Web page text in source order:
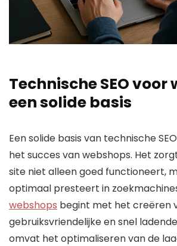
Technische SEO voor
een solide basis
Een solide basis van technische
het succes van webshops. Het
site niet alleen goed functioneert,
optimaal presteert in
webshops begint met het creëren
gebruiksvriendelijke en snel
omvat het optimaliseren van de